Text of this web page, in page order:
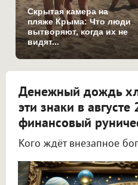
Скрытая камера на
пляже Крыма: Что люди
вытворяют, когда их не
видят...
Денежный дождь
эти знаки в
финансовый
Кого ждёт внезапное